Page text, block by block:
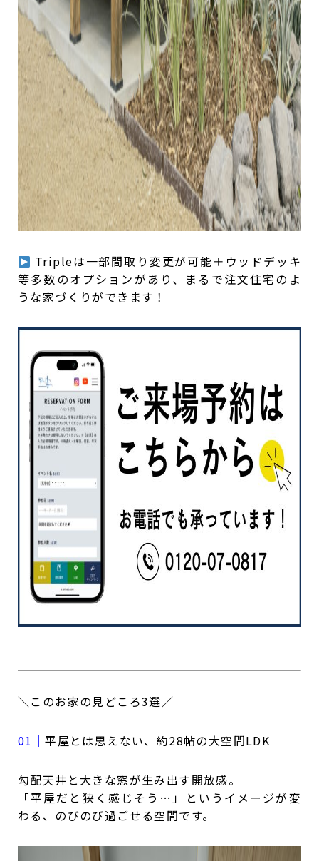
Tripleは一部間取り変更が可能＋ウッドデッキ
等多数のオプションがあり、まるで注文住宅のよ
うな家づくりができます！
＼このお家の見どころ3選／
01｜平屋とは思えない、約28帖の大空間LDK
勾配天井と大きな窓が生み出す開放感。
「平屋だと狭く感じそう…」というイメージが変
わる、のびのび過ごせる空間です。